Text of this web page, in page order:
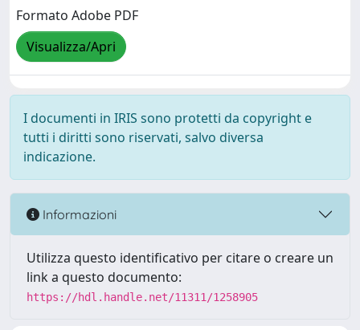
Formato Adobe PDF
Visualizza/Apri
I documenti in IRIS sono protetti da copyright e
tutti i diritti sono riservati, salvo diversa
indicazione.
Informazioni
Utilizza questo identificativo per citare o creare un
link a questo documento:
https://hdl.handle.net/11311/1258905